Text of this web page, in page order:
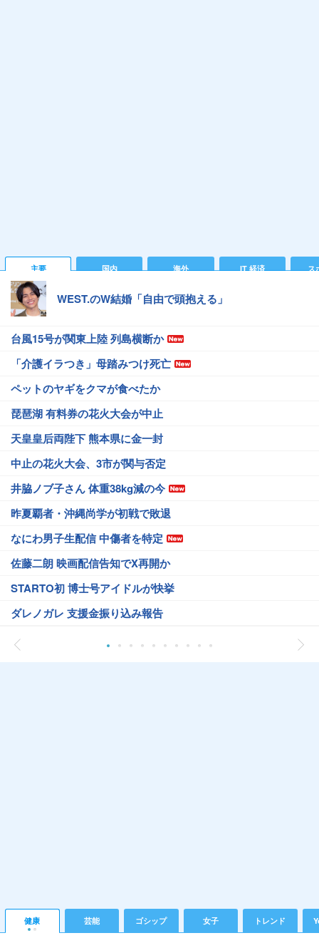
主要 国内 海外 IT 経済 ス
WEST.のW結婚「自由で頭抱える」
台風15号が関東上陸 列島横断か
「介護イラつき」母踏みつけ死亡
ペットのヤギをクマが食べたか
琵琶湖 有料券の花火大会が中止
天皇皇后両陛下 熊本県に金一封
中止の花火大会、3市が関与否定
井脇ノブ子さん 体重38kg減の今
昨夏覇者・沖縄尚学が初戦で敗退
なにわ男子生配信 中傷者を特定
佐藤二朗 映画配信告知でX再開か
STARTO初 博士号アイドルが快挙
ダレノガレ 支援金振り込み報告
健康 芸能 ゴシップ 女子 トレンド